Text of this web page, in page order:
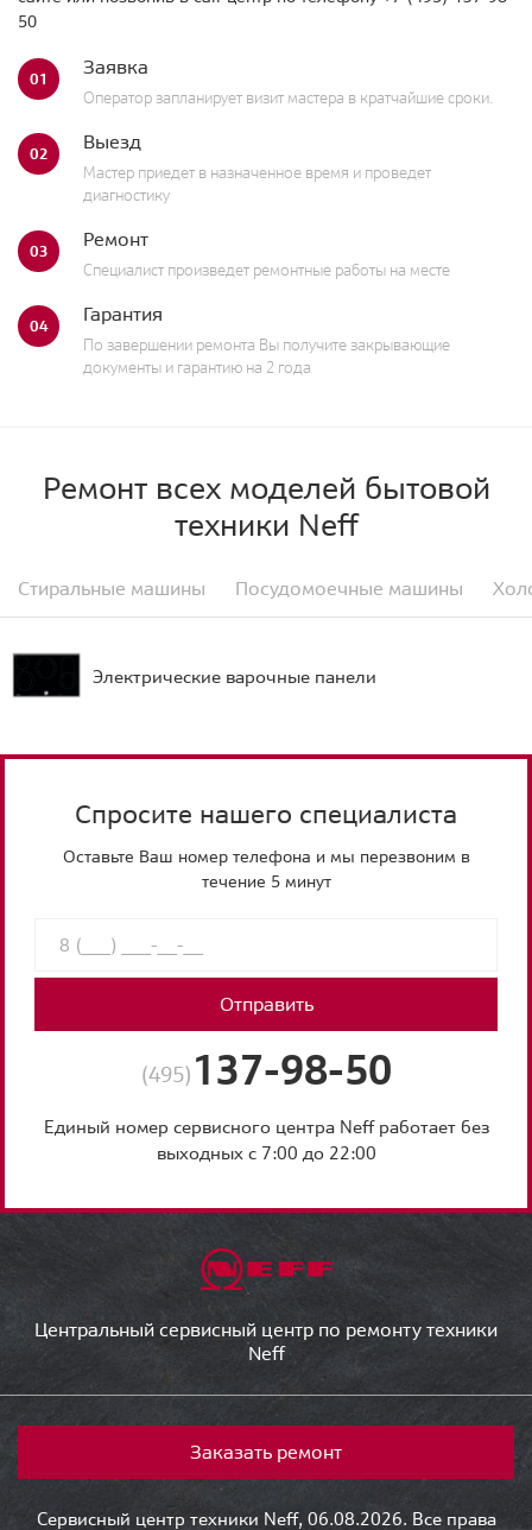
50
01 Заявка
Оператор запланирует визит мастера в кратчайшие сроки.
02 Выезд
Мастер приедет в назначенное время и проведет
диагностику
03 Ремонт
Специалист произведет ремонтные работы на месте
04 Гарантия
По завершении ремонта Вы получите закрывающие
документы и гарантию на 2 года
Ремонт всех моделей бытовой
техники Neff
Стиральные машины Посудомоечные машины
Электрические варочные панели
Спросите нашего специалиста
Оставьте Ваш номер телефона и мы перезвоним в
течение 5 минут
Отправить
(495) 137-98-50
Единый номер сервисного центра Neff работает без
выходных с 7:00 до 22:00
Центральный сервисный центр по ремонту техники
Neff
Заказать ремонт
Сервисный центр техники Neff, 06.08.2026. Все права